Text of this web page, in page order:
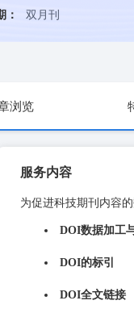
：
双月刊
浏览
服务内容
为促进科技期刊内容
DOI数据加工
DOI的标引
DOI全文链接